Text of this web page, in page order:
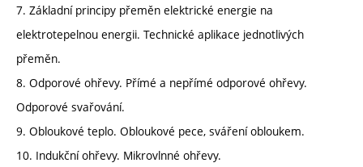
7. Základní principy přeměn elektrické energie na
elektrotepelnou energii. Technické aplikace jednotlivých
přeměn.
8. Odporové ohřevy. Přímé a nepřímé odporové ohřevy.
Odporové svařování.
9. Obloukové teplo. Obloukové pece, sváření obloukem.
10. Indukční ohřevy. Mikrovlnné ohřevy.